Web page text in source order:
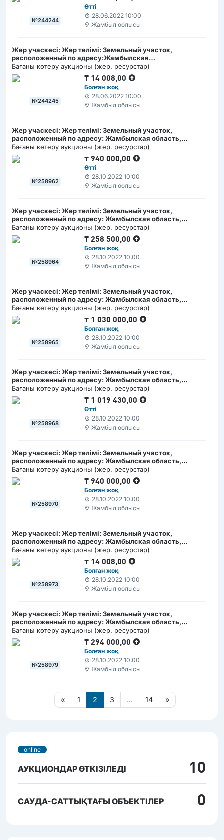
№244244
Өтті
28.06.2022 10:00
Жамбыл облысы
Жер учаскесі: Жер телімі: Земельный участок,
расположенный по адресу:Жамбылская
область,Кордайский район, село Отеген, ул. Абая, №72 Б /
Жамбыл облысы, Қордай ауданы, Өтеген ауылы, Абай
көшесі, №72 Б мекен жайда орналасқан жер учаскесі
Бағаны көтеру аукционы (жер. ресурстар)
№244245
₸ 14 008,00
Болған жоқ
28.06.2022 10:00
Жамбыл облысы
Жер учаскесі: Жер телімі: Земельный участок,
расположенный по адресу: Жамбылская область,
Кордайский район, село Отар, ул. Зангар №38 Г/ Жамбыл
облысы, Қордай ауданы, Отар ауылы, Заңғар көшесі, №38 Г
мекен жайда орналасқан жер учаскесі
Бағаны көтеру аукционы (жер. ресурстар)
№258962
₸ 940 000,00
Өтті
28.10.2022 10:00
Жамбыл облысы
Жер учаскесі: Жер телімі: Земельный участок,
расположенный по адресу: Жамбылская область,
Кордайский район, село Отар, ул. Ногайбай №38 В/
Жамбыл облысы, Қордай ауданы, Отар ауылы, Ноғайбай
көшесі, №38 В мекен жайда орналасқан жер учаскесі
Бағаны көтеру аукционы (жер. ресурстар)
№258964
₸ 258 500,00
Болған жоқ
28.10.2022 10:00
Жамбыл облысы
Жер учаскесі: Жер телімі: Земельный участок,
расположенный по адресу: Жамбылская область,
Кордайский район, село Арал, ул. Бабахчиев №37 Б/
Жамбыл облысы, Қордай ауданы, Арал ауылы, Бабахчиев
көшесі, №37 Б мекен жайда орналасқан жер учаскесі
Бағаны көтеру аукционы (жер. ресурстар)
№258965
₸ 1 030 000,00
Болған жоқ
28.10.2022 10:00
Жамбыл облысы
Жер учаскесі: Жер телімі: Земельный участок,
расположенный по адресу: Жамбылская область,
Кордайский район, село Кайнар, ул. Ушконыр №1 Б/
Жамбыл облысы, Қордай ауданы, Қайнар ауылы, Үшқоңыр
көшесі, №1 Б Г мекен жайда орналасқан жер учаскесі
Бағаны көтеру аукционы (жер. ресурстар)
№258968
₸ 1 019 430,00
Өтті
28.10.2022 10:00
Жамбыл облысы
Жер учаскесі: Жер телімі: Земельный участок,
расположенный по адресу: Жамбылская область,
Кордайский район, село Сарыбулак, Северная сторона/
Жамбыл облысы, Қордай ауданы, Сарыбұлақ ауылы,
Солтүстік жағында мекен жайда орналасқан жер учаскесі
Бағаны көтеру аукционы (жер. ресурстар)
№258970
₸ 940 000,00
Болған жоқ
28.10.2022 10:00
Жамбыл облысы
Жер учаскесі: Жер телімі: Земельный участок,
расположенный по адресу: Жамбылская область,
Кордайский район, село Отеген, ул. Абай №72 Б/ Жамбыл
облысы, Қордай ауданы, Өтеген ауылы, Абай көшесі, №72
Б мекен жайда орналасқан жер учаскесі
Бағаны көтеру аукционы (жер. ресурстар)
№258973
₸ 14 008,00
Болған жоқ
28.10.2022 10:00
Жамбыл облысы
Жер учаскесі: Жер телімі: Земельный участок,
расположенный по адресу: Жамбылская область,
Кордайский район, село Кордай, ул. Бериктас №21 А/
Жамбыл облысы, Қордай ауданы, Қордай ауылы, Беріктас
көшесі, №21 А мекен жайда орналасқан жер учаскесі
Бағаны көтеру аукционы (жер. ресурстар)
№258979
₸ 294 000,00
Болған жоқ
28.10.2022 10:00
Жамбыл облысы
« 1 2 3 ... 14 »
online
АУКЦИОНДАР ӨТКІЗІЛЕДІ 10
САУДА-САТТЫҚТАҒЫ ОБЪЕКТІЛЕР 0